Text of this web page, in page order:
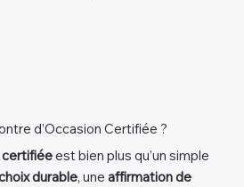
d’Occasion Certifiée ?
certifiéeest bien plus qu’un simple
durable, uneaffirmation de